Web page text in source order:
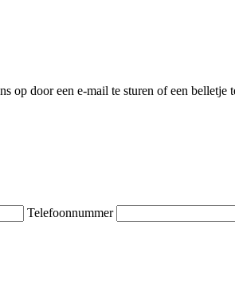
op door een e-mail te sturen of een
Telefoonnummer